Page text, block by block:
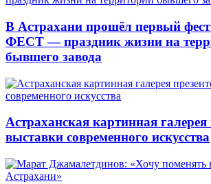
В Астрахани прошёл первый
ФЕСТ — праздник жизни на
бывшего завода
Астраханская картинная галерея
выставки современного искусства